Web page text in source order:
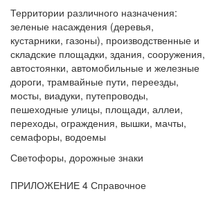
Территории различного назначения:
зеленые насаждения (деревья,
кустарники, газоны), производственные и
складские площадки, здания, сооружения,
автостоянки, автомобильные и железные
дороги, трамвайные пути, переезды,
мосты, виадуки, путепроводы,
пешеходные улицы, площади, аллеи,
переходы, ограждения, вышки, мачты,
семафоры, водоемы
Светофоры, дорожные знаки
ПРИЛОЖЕНИЕ 4 Справочное